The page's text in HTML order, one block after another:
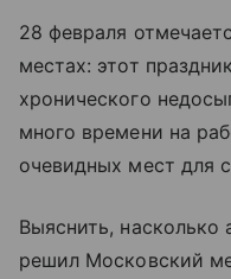
28 февраля
местах: этот
хронического
много времени на
очевидных мест для
Выяснить, насколько
решил Московский